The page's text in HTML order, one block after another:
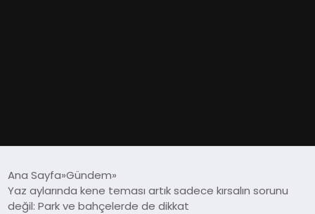
DÜNYA
Ana Sayfa Gündem
Yaz aylarında kene teması artık sadece kırsalın sorunu
değil: Park ve bahçelerde de dikkat